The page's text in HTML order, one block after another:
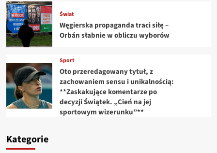
Świat
Węgierska propaganda traci siłę –
Orbán słabnie w obliczu wyborów
Sport
Oto przeredagowany tytuł, z
zachowaniem sensu i unikalnością:
**Zaskakujące komentarze po
decyzji Świątek. „Cień na jej
sportowym wizerunku”**
Kategorie